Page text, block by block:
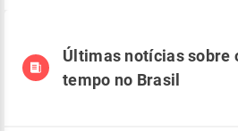
Últimas notícias sobre
tempo no Brasil